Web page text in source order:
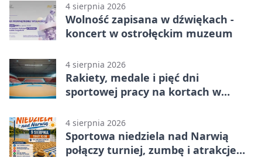
4 sierpnia 2026
Wolność zapisana w dźwiękach -
koncert w ostrołęckim muzeum
4 sierpnia 2026
Rakiety, medale i pięć dni
sportowej pracy na kortach w
4 sierpnia 2026
Sportowa niedziela nad Narwią
połączy turniej, zumbę i atrakcje